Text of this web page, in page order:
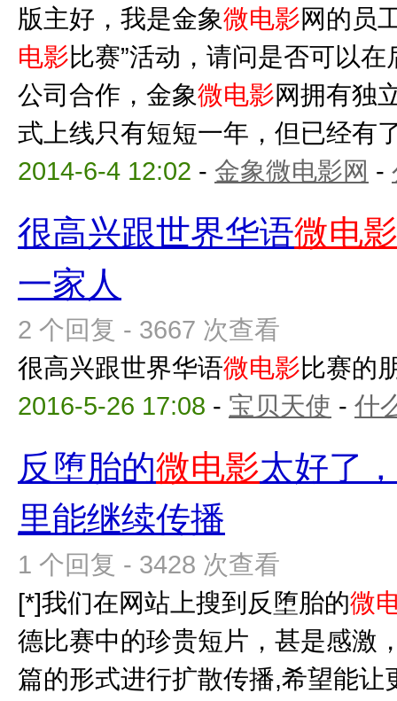
版主好，我是金象微电影网的员
电影比赛”活动，请问是否可以
公司合作，金象微电影网拥有独
式上线只有短短一年，但已经有
2014-6-4 12:02 - 金象微电影网 -
很高兴跟世界华语微电影
一家人
2 个回复 - 3667 次查看
很高兴跟世界华语微电影比赛的
2016-5-26 17:08 - 宝贝天使 - 什
反堕胎的微电影太好了
里能继续传播
1 个回复 - 3428 次查看
[*]我们在网站上搜到反堕胎的微
德比赛中的珍贵短片，甚是感激
篇的形式进行扩散传播,希望能